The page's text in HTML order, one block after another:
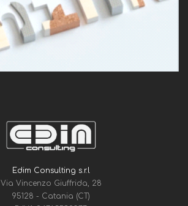
Edim Consulting s.r.l
Via Vincenzo Giuffrida, 28
95128 - Catania (CT)